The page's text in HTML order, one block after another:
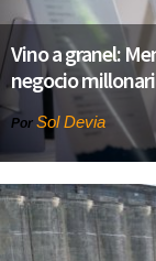
Vino a granel:
negocio
Por Sol Devia